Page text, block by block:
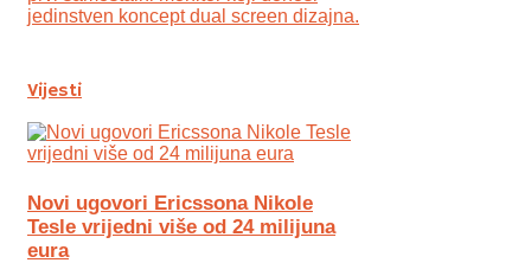
jedinstven koncept dual screen dizajna.
Vijesti
Novi ugovori Ericssona Nikole
Tesle vrijedni više od 24 milijuna
eura